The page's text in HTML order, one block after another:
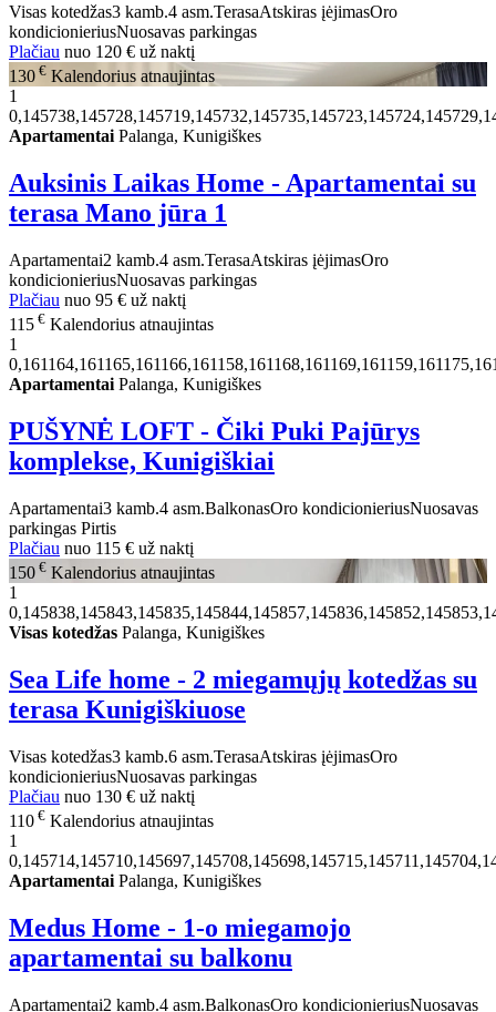
Visas kotedžas3 kamb.4 asm.TerasaAtskiras įėjimasOro
kondicionieriusNuosavas parkingas
Plačiau nuo 120 € už naktį
130 € Kalendorius atnaujintas
1
Apartamentai Palanga, Kunigiškes
Auksinis Laikas Home - Apartamentai su
terasa Mano jūra 1
Apartamentai2 kamb.4 asm.TerasaAtskiras įėjimasOro
kondicionieriusNuosavas parkingas
Plačiau nuo 95 € už naktį
115 € Kalendorius atnaujintas
1
Apartamentai Palanga, Kunigiškes
PUŠYNĖ LOFT - Čiki Puki Pajūrys
komplekse, Kunigiškiai
Apartamentai3 kamb.4 asm.BalkonasOro kondicionieriusNuosavas
parkingas Pirtis
Plačiau nuo 115 € už naktį
150 € Kalendorius atnaujintas
1
Visas kotedžas Palanga, Kunigiškes
Sea Life home - 2 miegamųjų kotedžas su
terasa Kunigiškiuose
Visas kotedžas3 kamb.6 asm.TerasaAtskiras įėjimasOro
kondicionieriusNuosavas parkingas
Plačiau nuo 130 € už naktį
110 € Kalendorius atnaujintas
1
ApartamentaiPalanga, Kunigiškes
Medus Home - 1-o miegamojo
apartamentai su balkonu
Apartamentai2 kamb.4 asm.BalkonasOro kondicionieriusNuosavas